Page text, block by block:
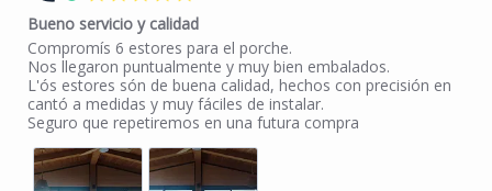
Bueno servicio y calidad
Review by Silvia P. on 9 Nov 2024
review stating Bueno servicio y calidad
Compromís 6 estores para el porche.
Nos llegaron puntualmente y muy bien embalados.
L'ós estores són de buena calidad, hechos con precisión en
cantó a medidas y muy fáciles de instalar.
Seguro que repetiremos en una futura compra